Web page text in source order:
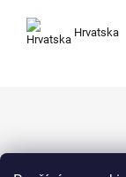
Hrvatska